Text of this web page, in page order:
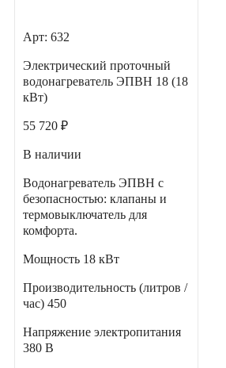
Арт: 632
Электрический проточный
водонагреватель ЭПВН 18 (18
кВт)
55 720 ₽
В наличии
Водонагреватель ЭПВН с
безопасностью: клапаны и
термовыключатель для
комфорта.
Мощность 18 кВт
Производительность (литров /
час) 450
Напряжение электропитания
380 В